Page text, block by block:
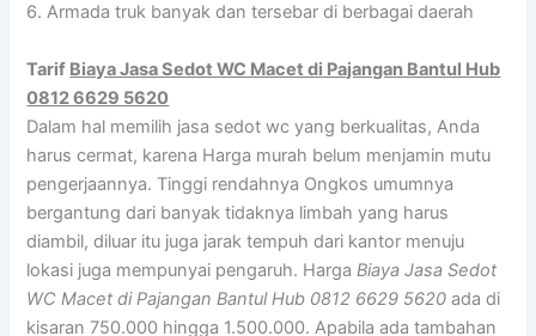
6. Armada truk banyak dan tersebar di berbagai daerah
Tarif Biaya Jasa Sedot WC Macet di Pajangan Bantul Hub
0812 6629 5620
Dalam hal memilih jasa sedot wc yang berkualitas, Anda
harus cermat, karena Harga murah belum menjamin mutu
pengerjaannya. Tinggi rendahnya Ongkos umumnya
bergantung dari banyak tidaknya limbah yang harus
diambil, diluar itu juga jarak tempuh dari kantor menuju
lokasi juga mempunyai pengaruh. HargaBiaya Jasa Sedot
WC Macet di Pajangan Bantul Hub 0812 6629 5620 ada di
kisaran 750.000 hingga 1.500.000. Apabila ada tambahan